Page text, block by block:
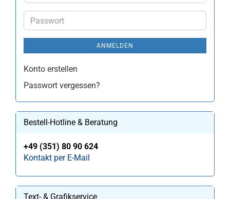
Mail-
Adresse
Passwort
ANMELDEN
Konto erstellen
Passwort vergessen?
Bestell-Hotline & Beratung
+49 (351) 80 90 624
Kontakt per E-Mail
Text- & Grafikservice